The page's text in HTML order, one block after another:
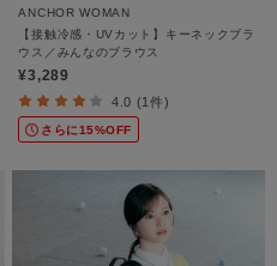
ANCHOR WOMAN
【接触冷感・UVカット】キーネックブラ
ウス／みんなのブラウス
¥3,289
4.0 (1件)
さらに15%OFF